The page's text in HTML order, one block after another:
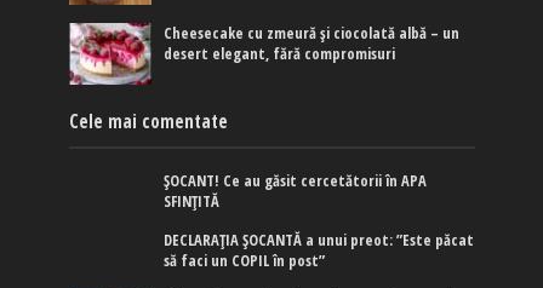
Cheesecake cu zmeură și ciocolată albă – un
desert elegant, fără compromisuri
Cele mai comentate
ȘOCANT! Ce au găsit cercetătorii în APA
SFINȚITĂ
DECLARAȚIA ȘOCANTĂ a unui preot: ”Este păcat
să faci un COPIL în post”